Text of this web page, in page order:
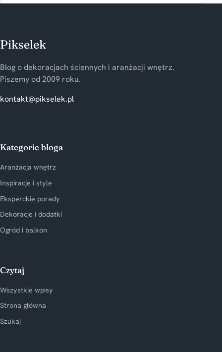
Pikselek
Blog o dekoracjach ściennych i aranżacji wnętrz.
Piszemy od 2009 roku.
kontakt@pikselek.pl
Kategorie bloga
Aranżacja wnętrz
Inspiracje i style
Eksperckie porady
Dekoracje i dodatki
Ogród i balkon
Czytaj
Wszystkie wpisy
Strona główna
Szukaj